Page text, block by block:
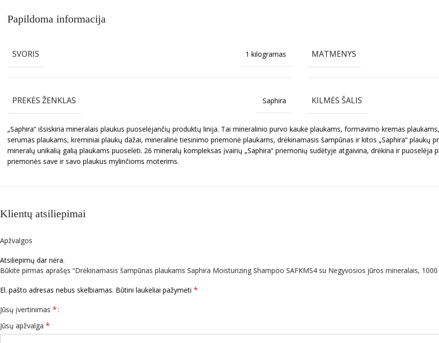
Papildoma informacija
SVORIS 1 kilogramas MATMENYS
PREKĖS ŽENKLAS Saphira KILMĖS ŠALIS
„Saphira“ išsiskiria mineralais plaukus puoselėjančių produktų linija. Tai mineralinio purvo kaukė plaukams, formavimo kremas
serumas plaukams, kreminiai plaukų dažai, mineralinė tiesinimo priemonė plaukams, drėkinamasis šampūnas ir kitos „Saphira“ plaukų
mineralų unikalią galią plaukams puoselėti. 26 mineralų kompleksas įvairių „Saphira“ priemonių sudėtyje atgaivina, drėkina ir puoselėja
priemonės save ir savo plaukus mylinčioms moterims.
Klientų atsiliepimai
Apžvalgos
Atsiliepimų dar nėra.
Būkite pirmas aprašęs “Drėkinamasis šampūnas plaukams Saphira Moisturizing Shampoo SAFKMS4 su Negyvosios jūros mineralais, 1000
El. pašto adresas nebus skelbiamas. Būtini laukeliai pažymėti *
Jūsų įvertinimas *
Jūsų apžvalga *